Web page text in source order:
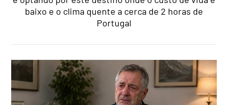
baixo e o clima quente a cerca de 2 horas de
Portugal